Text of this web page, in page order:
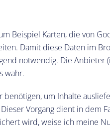
Beispiel Karten, die von
Damit diese Daten im
notwendig. Die Anbieter
wahr.
um Inhalte
Vorgang dient in dem
wird, weise ich meine